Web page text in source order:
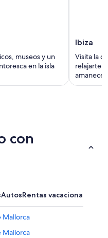
museos y un
en la isla
Ibiza
Visita la
relajarte
con
AutosRentas vacacionales
Mallorca
Mallorca